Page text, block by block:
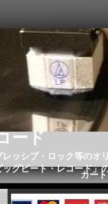
ード
ッシブ・ロック等のオ
グビート・レコード」
カー